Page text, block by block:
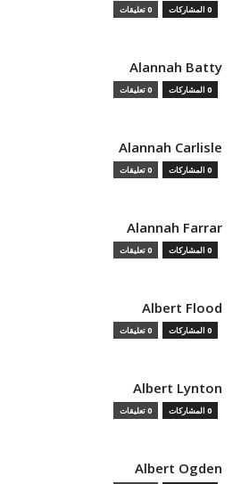
0 المشاركات 0 تعليقات
Alannah Batty
0 المشاركات 0 تعليقات
Alannah Carlisle
0 المشاركات 0 تعليقات
Alannah Farrar
0 المشاركات 0 تعليقات
Albert Flood
0 المشاركات 0 تعليقات
Albert Lynton
0 المشاركات 0 تعليقات
Albert Ogden